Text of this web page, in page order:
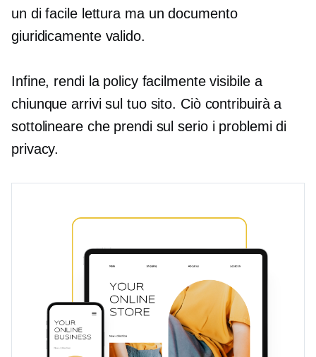
un di facile lettura ma un documento
giuridicamente valido.
Infine, rendi la policy facilmente visibile a
chiunque arrivi sul tuo sito. Ciò contribuirà a
sottolineare che prendi sul serio i problemi di
privacy.